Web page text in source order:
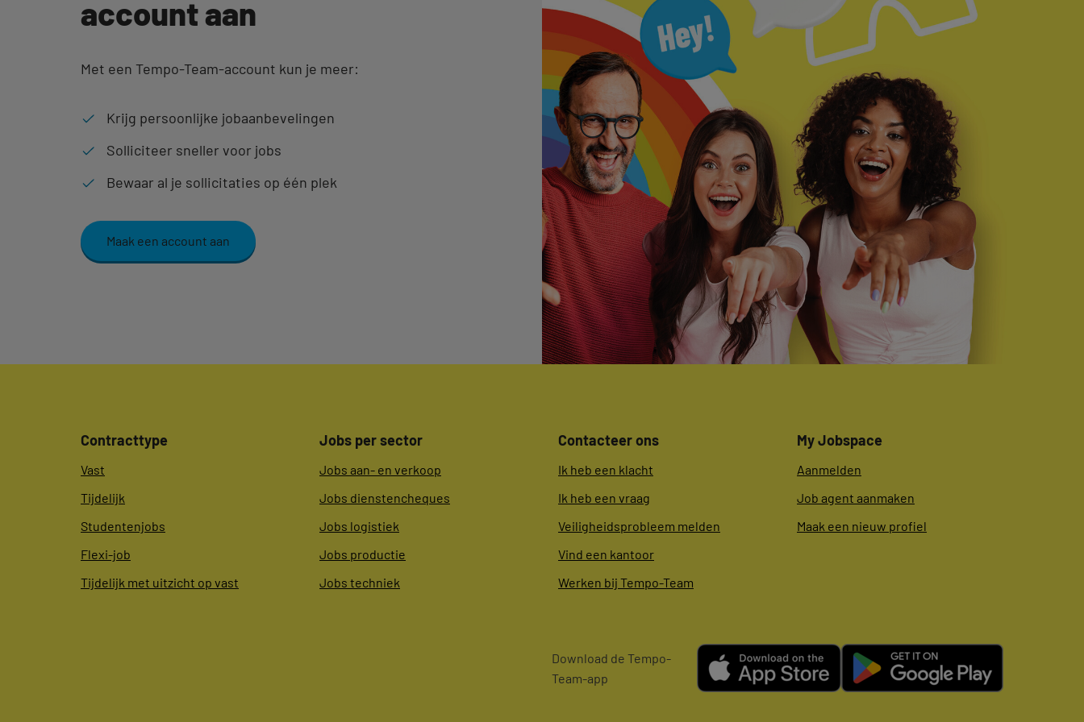
account aan
Met een Tempo-Team-account kun je meer:
Krijg persoonlijke jobaanbevelingen
Solliciteer sneller voor jobs
Bewaar al je sollicitaties op één plek
Maak een account aan
Contracttype
Vast
Tijdelijk
Studentenjobs
Flexi-job
Tijdelijk met uitzicht op vast
Jobs per sector
Jobs aan- en verkoop
Jobs dienstencheques
Jobs logistiek
Jobs productie
Jobs techniek
Contacteer ons
Ik heb een klacht
Ik heb een vraag
Veiligheidsprobleem melden
Vind een kantoor
Werken bij Tempo-Team
My Jobspace
Aanmelden
Job agent aanmaken
Maak een nieuw profiel
Download de Tempo-
Team-app